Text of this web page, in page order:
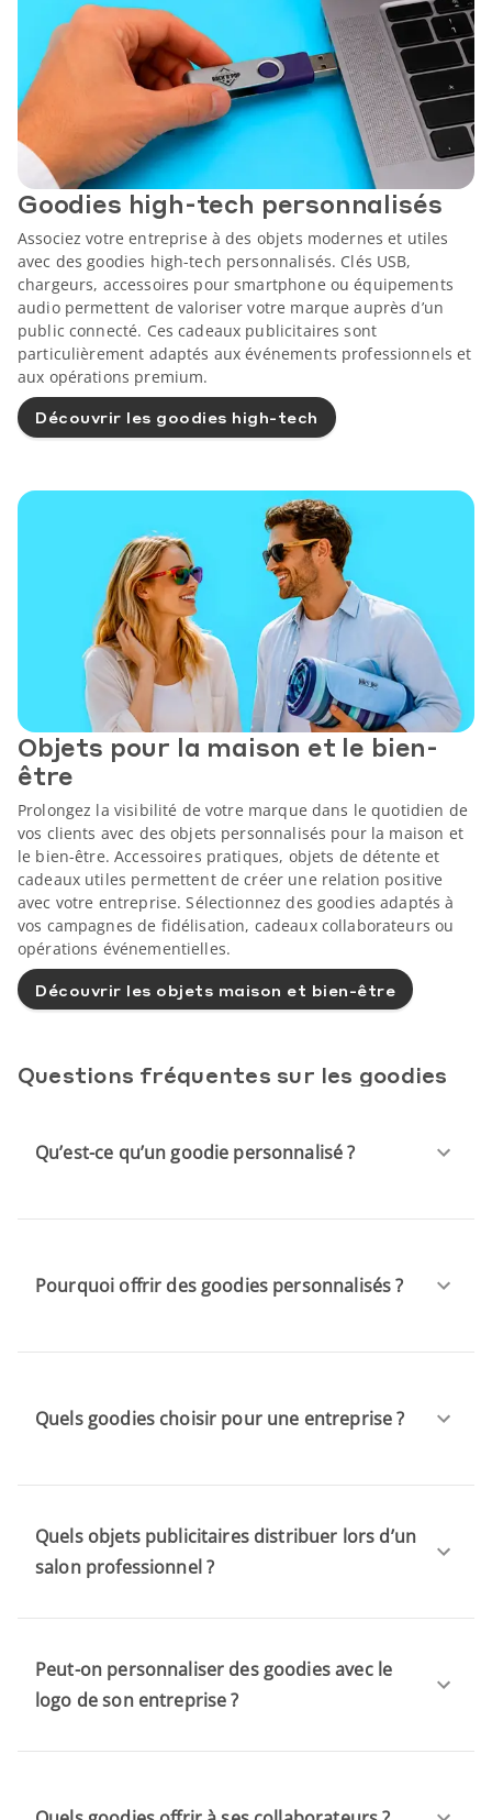
Goodies high-tech personnalisés
Associez votre entreprise à des objets modernes et utiles
avec des goodies high-tech personnalisés. Clés USB,
chargeurs, accessoires pour smartphone ou équipements
audio permettent de valoriser votre marque auprès d’un
public connecté. Ces cadeaux publicitaires sont
particulièrement adaptés aux événements professionnels et
aux opérations premium.
Découvrir les goodies high-tech
Objets pour la maison et le bien-
être
Prolongez la visibilité de votre marque dans le quotidien de
vos clients avec des objets personnalisés pour la maison et
le bien-être. Accessoires pratiques, objets de détente et
cadeaux utiles permettent de créer une relation positive
avec votre entreprise. Sélectionnez des goodies adaptés à
vos campagnes de fidélisation, cadeaux collaborateurs ou
opérations événementielles.
Découvrir les objets maison et bien-être
Questions fréquentes sur les goodies
Qu’est-ce qu’un goodie personnalisé ?
Pourquoi offrir des goodies personnalisés ?
Quels goodies choisir pour une entreprise ?
Quels objets publicitaires distribuer lors d’un
salon professionnel ?
Peut-on personnaliser des goodies avec le
logo de son entreprise ?